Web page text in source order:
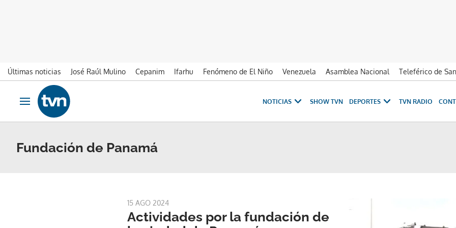
Últimas noticias José Raúl Mulino Cepanim Ifarhu Fenómeno de El Niño Venezuela Asamblea Nacional Teleférico de
Ir al contenido
Obrir navegació
NOTICIAS SHOW TVN DEPORTES TVN RADIO
Fundación de Panamá
15 AGO 2024
Actividades por la fundación de